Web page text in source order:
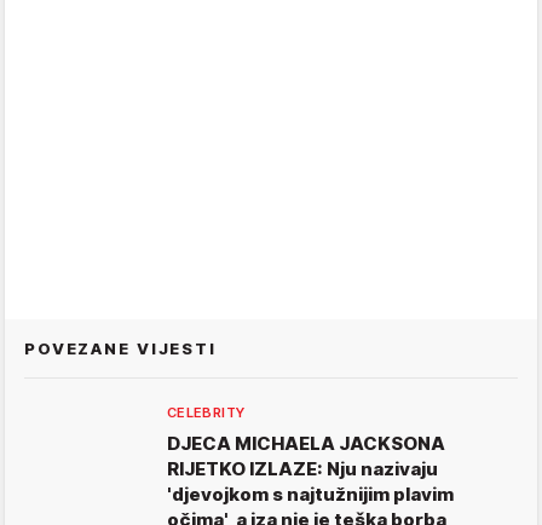
POVEZANE VIJESTI
CELEBRITY
DJECA MICHAELA JACKSONA
RIJETKO IZLAZE: Nju nazivaju
'djevojkom s najtužnijim plavim
očima', a iza nje je teška borba